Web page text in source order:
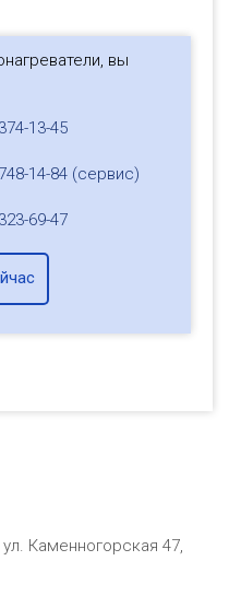
вы
13-45
14-84 (сервис)
69-47
Каменногорская 47,